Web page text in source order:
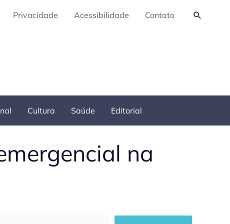
Privacidade Acessibilidade Contato
Cultura Saúde Editorial
na